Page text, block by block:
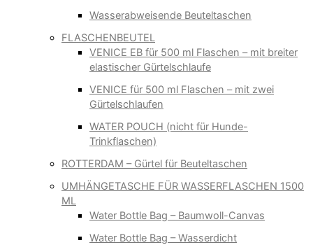
Wasserabweisende Beuteltaschen
FLASCHENBEUTEL
VENICE EB für 500 ml Flaschen – mit breiter
elastischer Gürtelschlaufe
VENICE für 500 ml Flaschen – mit zwei
Gürtelschlaufen
WATER POUCH (nicht für Hunde-
Trinkflaschen)
ROTTERDAM – Gürtel für Beuteltaschen
UMHÄNGETASCHE FÜR WASSERFLASCHEN 1500
ML
Water Bottle Bag – Baumwoll-Canvas
Water Bottle Bag – Wasserdicht